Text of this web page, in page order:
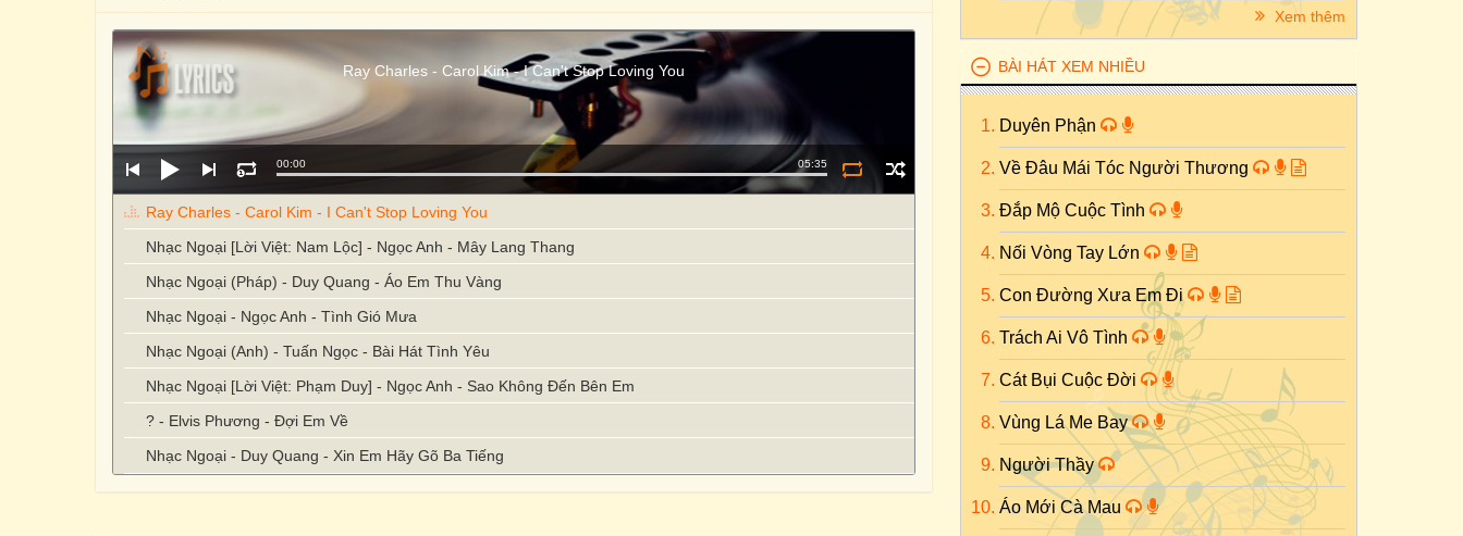
Ray Charles - Carol Kim - I Can't Stop Loving You
00:00 05:35
Ray Charles - Carol Kim - I Can't Stop Loving You
Nhạc Ngoại [Lời Việt: Nam Lộc] - Ngọc Anh - Mây Lang Thang
Nhạc Ngoại (Pháp) - Duy Quang - Áo Em Thu Vàng
Nhạc Ngoại - Ngọc Anh - Tình Gió Mưa
Nhạc Ngoại (Anh) - Tuấn Ngọc - Bài Hát Tình Yêu
Nhạc Ngoại [Lời Việt: Phạm Duy] - Ngọc Anh - Sao Không Đến Bên Em
? - Elvis Phương - Đợi Em Về
Nhạc Ngoại - Duy Quang - Xin Em Hãy Gõ Ba Tiếng
Xem thêm
BÀI HÁT XEM NHIỀU
Duyên Phận
Về Đâu Mái Tóc Người Thương
Đắp Mộ Cuộc Tình
Nối Vòng Tay Lớn
Con Đường Xưa Em Đi
Trách Ai Vô Tình
Cát Bụi Cuộc Đời
Vùng Lá Me Bay
Người Thầy
Áo Mới Cà Mau